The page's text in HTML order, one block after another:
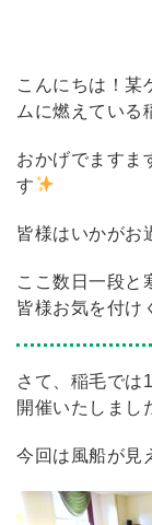
こんにちは！某
ムに燃えている
おかげでますま
す
皆様はいかがお
ここ数日一段と
皆様お気を付け
さて、稲毛では
開催いたしまし
今回は風船が見